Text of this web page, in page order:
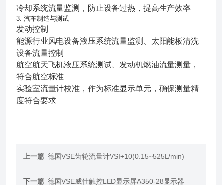
冷却系统流量监测，防止设备过热，提高生产效率
3. 汽车制造与测试
发动控制
能源行业风电设备液压系统流量监测、太阳能板清洗
设备流量控制
航空航天飞机液压系统测试、发动机燃油流量测量，
符合航空标准
实验室流量计校准，作为标准显示单元，确保测量精
度符合要求
上一篇 德国VSE齿轮流量计VSI+10(0.15~525L/min)
下一篇 德国VSE威仕触控LED显示屏A350-28显示器